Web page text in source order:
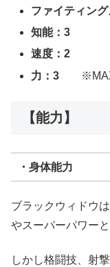
ファイティン
知能：3
速度：2
力：3
※MAX
【能力】
・身体能力
ブラックウィドウは
やスーパーパワー
しかし格闘技、射